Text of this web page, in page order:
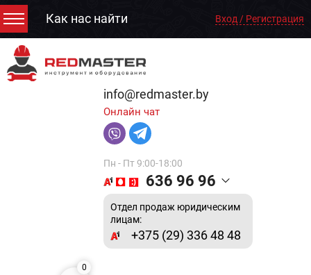
Как нас найти Вход / Регистрация
info@redmaster.by
Онлайн чат
Пн - Пт 9:00-18:00
636 96 96
Отдел продаж юридическим
лицам:
+375 (29) 336 48 48
0